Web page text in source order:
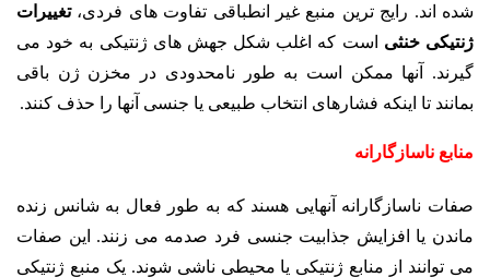
شده اند. رایج ترین منبع غیر انطباقی تفاوت های فردی،تغییرات
ژنتیکی خنثی است که اغلب شکل جهش های ژنتیکی به خود می
گیرند. آنها ممکن است به طور نامحدودی در مخزن ژن باقی
بمانند تا اینکه فشارهای انتخاب طبیعی یا جنسی آنها را حذف کنند.
منابع ناسازگارانه
صفات ناسازگارانه آنهایی هسند که به طور فعال به شانس زنده
ماندن یا افزایش جذابیت جنسی فرد صدمه می زنند. این صفات
می توانند از منابع ژنتیکی یا محیطی ناشی شوند. یک منبع ژنتیکی